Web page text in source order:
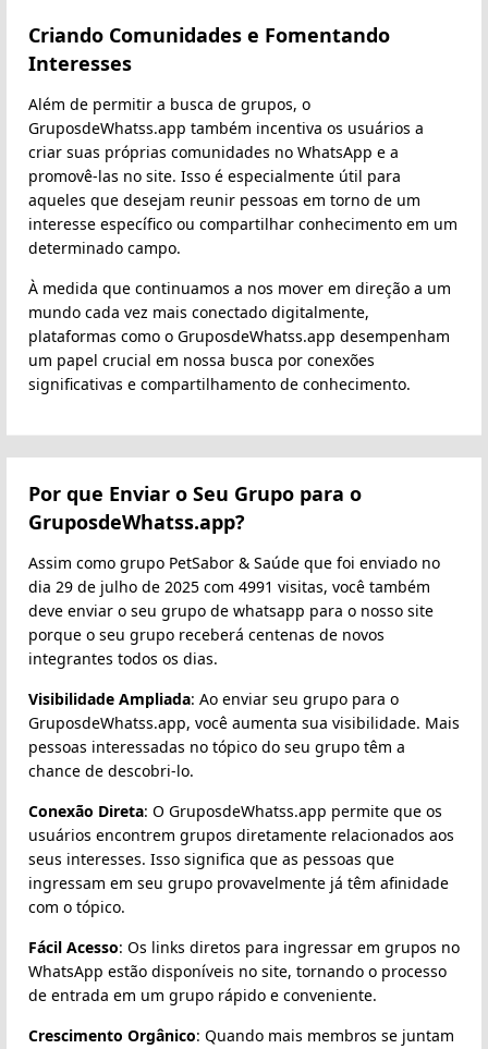
Criando Comunidades e Fomentando
Interesses
Além de permitir a busca de grupos, o
GruposdeWhatss.app também incentiva os usuários a
criar suas próprias comunidades no WhatsApp e a
promovê-las no site. Isso é especialmente útil para
aqueles que desejam reunir pessoas em torno de um
interesse específico ou compartilhar conhecimento em um
determinado campo.
À medida que continuamos a nos mover em direção a um
mundo cada vez mais conectado digitalmente,
plataformas como o GruposdeWhatss.app desempenham
um papel crucial em nossa busca por conexões
significativas e compartilhamento de conhecimento.
Por que Enviar o Seu Grupo para o
GruposdeWhatss.app?
Assim como grupo PetSabor & Saúde que foi enviado no
dia 29 de julho de 2025 com 4991 visitas, você também
deve enviar o seu grupo de whatsapp para o nosso site
porque o seu grupo receberá centenas de novos
integrantes todos os dias.
Visibilidade Ampliada: Ao enviar seu grupo para o
GruposdeWhatss.app, você aumenta sua visibilidade. Mais
pessoas interessadas no tópico do seu grupo têm a
chance de descobri-lo.
Conexão Direta: O GruposdeWhatss.app permite que os
usuários encontrem grupos diretamente relacionados aos
seus interesses. Isso significa que as pessoas que
ingressam em seu grupo provavelmente já têm afinidade
com o tópico.
Fácil Acesso: Os links diretos para ingressar em grupos no
WhatsApp estão disponíveis no site, tornando o processo
de entrada em um grupo rápido e conveniente.
Crescimento Orgânico: Quando mais membros se juntam